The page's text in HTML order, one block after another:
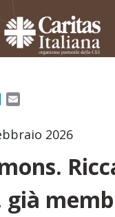
LinkedIn
2026
già